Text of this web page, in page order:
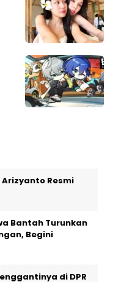
Resmi
Bantah Turunkan
Begini
di DPR